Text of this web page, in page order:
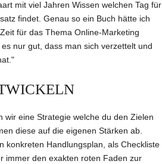
mit viel Jahren Wissen welchen Tag für
findet. Genau so ein Buch hätte ich
für das Thema Online-Marketing
nur gut, dass man sich verzettelt und
wir eine Strategie welche du den Zielen
diese auf die eigenen Stärken ab.
konkreten Handlungsplan, als Checkliste
immer den exakten roten Faden zur